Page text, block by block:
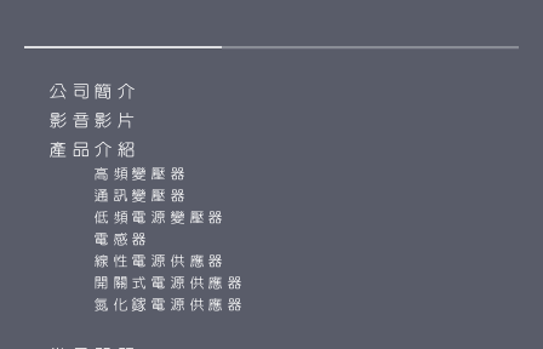
公司簡介
影音影片
產品介紹
高頻變壓器
通訊變壓器
低頻電源變壓器
電感器
線性電源供應器
開關式電源供應器
氮化鎵電源供應器